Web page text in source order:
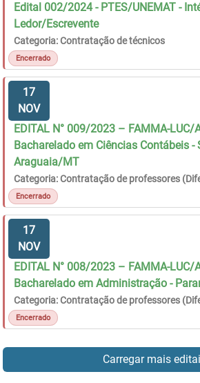
Edital 002/2024 - PTES/UNEMAT -
Ledor/Escrevente
Categoria: Contratação de técnicos
Encerrado
17
NOV
EDITAL N° 009/2023 – FAMMA-LUC/
Bacharelado em Ciências Contábeis -
Araguaia/MT
Categoria: Contratação de professores
Encerrado
17
NOV
EDITAL N° 008/2023 – FAMMA-LUC/
Bacharelado em Administração -
Categoria: Contratação de professores
Encerrado
Carregar mais